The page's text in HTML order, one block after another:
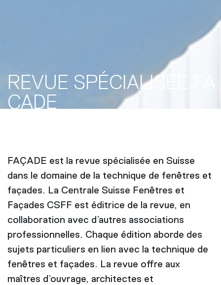
REVUE SPÉCIALISÉE FA
ÇADE
FAÇADE est la revue spécialisée en Suisse
dans le domaine de la technique de fenêtres et
façades. La Centrale Suisse Fenêtres et
Façades CSFF est éditrice de la revue, en
collaboration avec d’autres associations
professionnelles. Chaque édition aborde des
sujets particuliers en lien avec la technique de
fenêtres et façades. La revue offre aux
maîtres d’ouvrage, architectes et